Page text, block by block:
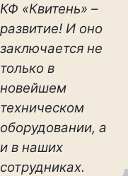
КФ «Квитень» –
развитие! И оно
заключается не
только в
новейшем
техническом
оборудовании, а
и в наших
сотрудниках.